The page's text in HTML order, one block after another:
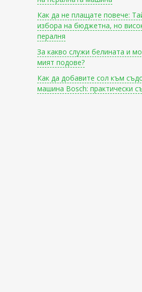
Как да не плащате повече:
избора на бюджетна, но
пералня
За какво служи белината и
мият подове?
Как да добавите сол към
машина Bosch: практически